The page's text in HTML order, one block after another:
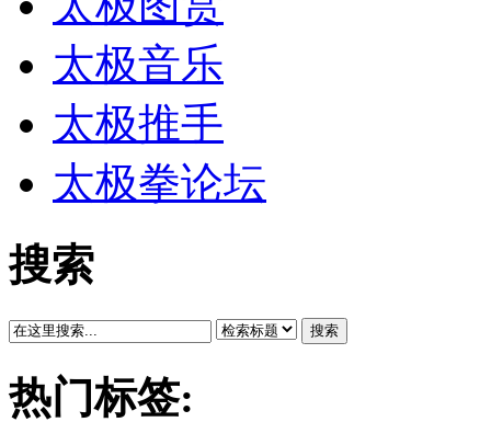
太极音乐
太极推手
太极拳论坛
搜索
搜索
热门标签: